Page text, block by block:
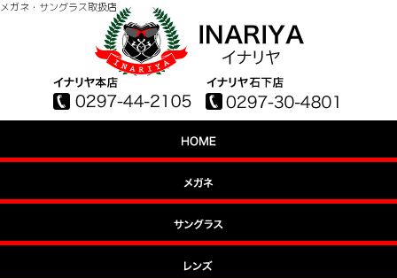
メガネ・サングラス取扱店